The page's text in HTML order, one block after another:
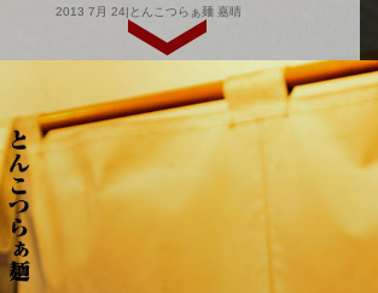
2013 7月 24|とんこつらぁ麺 嘉晴